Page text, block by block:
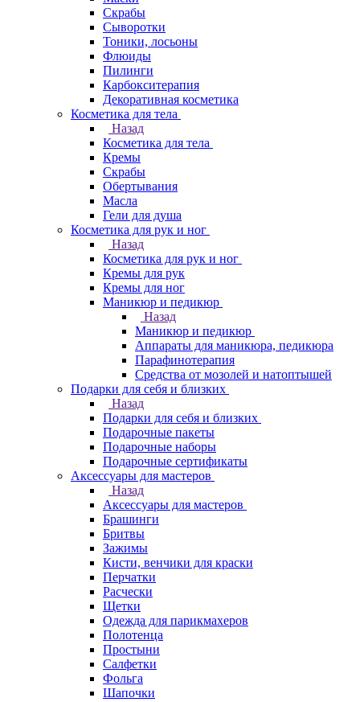
Скрабы
Сыворотки
Тоники, лосьоны
Флюиды
Пилинги
Карбокситерапия
Декоративная косметика
Косметика для тела
Назад
Косметика для тела
Кремы
Скрабы
Обертывания
Масла
Гели для душа
Косметика для рук и ног
Назад
Косметика для рук и ног
Кремы для рук
Кремы для ног
Маникюр и педикюр
Назад
Маникюр и педикюр
Аппараты для маникюра, педикюра
Парафинотерапия
Средства от мозолей и натоптышей
Подарки для себя и близких
Назад
Подарки для себя и близких
Подарочные пакеты
Подарочные наборы
Подарочные сертификаты
Аксессуары для мастеров
Назад
Аксессуары для мастеров
Брашинги
Бритвы
Зажимы
Кисти, венчики для краски
Перчатки
Расчески
Щетки
Одежда для парикмахеров
Полотенца
Простыни
Салфетки
Фольга
Шапочки